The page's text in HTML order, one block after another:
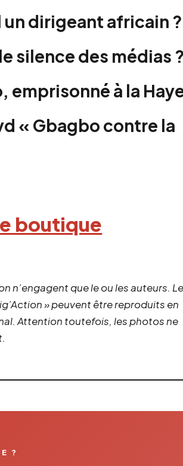
dirigeant africain ?
silence des médias
à la
« Gbagbo contre la
boutique
n’engagent que le ou les auteurs.
» peuvent être reproduits en
Attention toutefois, les photos ne
?